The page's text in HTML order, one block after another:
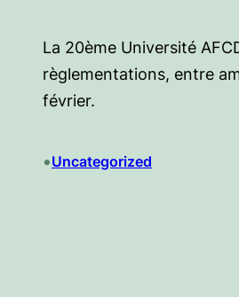
La 20ème Université
règlementations, entre
février.
•Uncategorized